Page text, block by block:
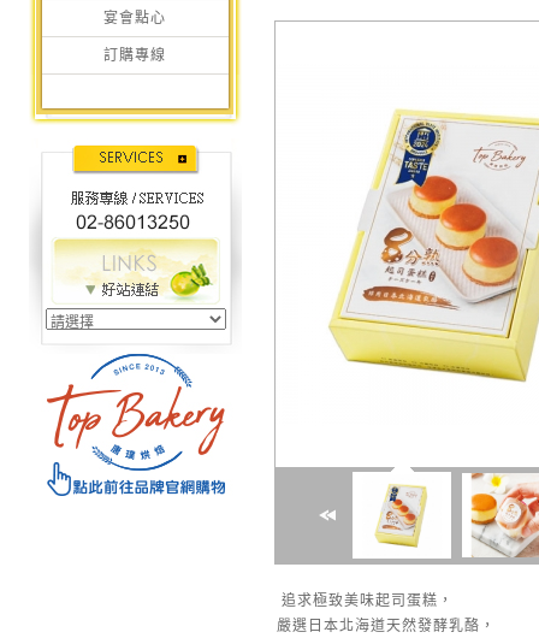
宴會點心
訂購專線
追求極致美味起司蛋糕，
嚴選日本北海道天然發酵乳酪，